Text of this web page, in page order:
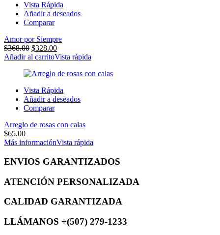
Vista Rápida
Añadir a deseados
Comparar
Amor por Siempre
$368.00 $328.00
Añadir al carritoVista rápida
Vista Rápida
Añadir a deseados
Comparar
Arreglo de rosas con calas
$65.00
Más informaciónVista rápida
ENVIOS GARANTIZADOS
ATENCIÓN PERSONALIZADA
CALIDAD GARANTIZADA
LLÁMANOS +(507) ️279-1233